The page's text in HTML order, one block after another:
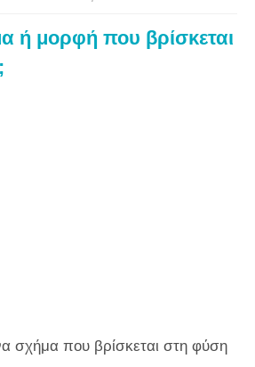
ή μορφή που βρίσκεται
σχήμα που βρίσκεται στη φύση